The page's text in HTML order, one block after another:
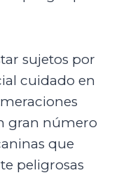
sujetos por
cuidado en
gran número
que
peligrosas